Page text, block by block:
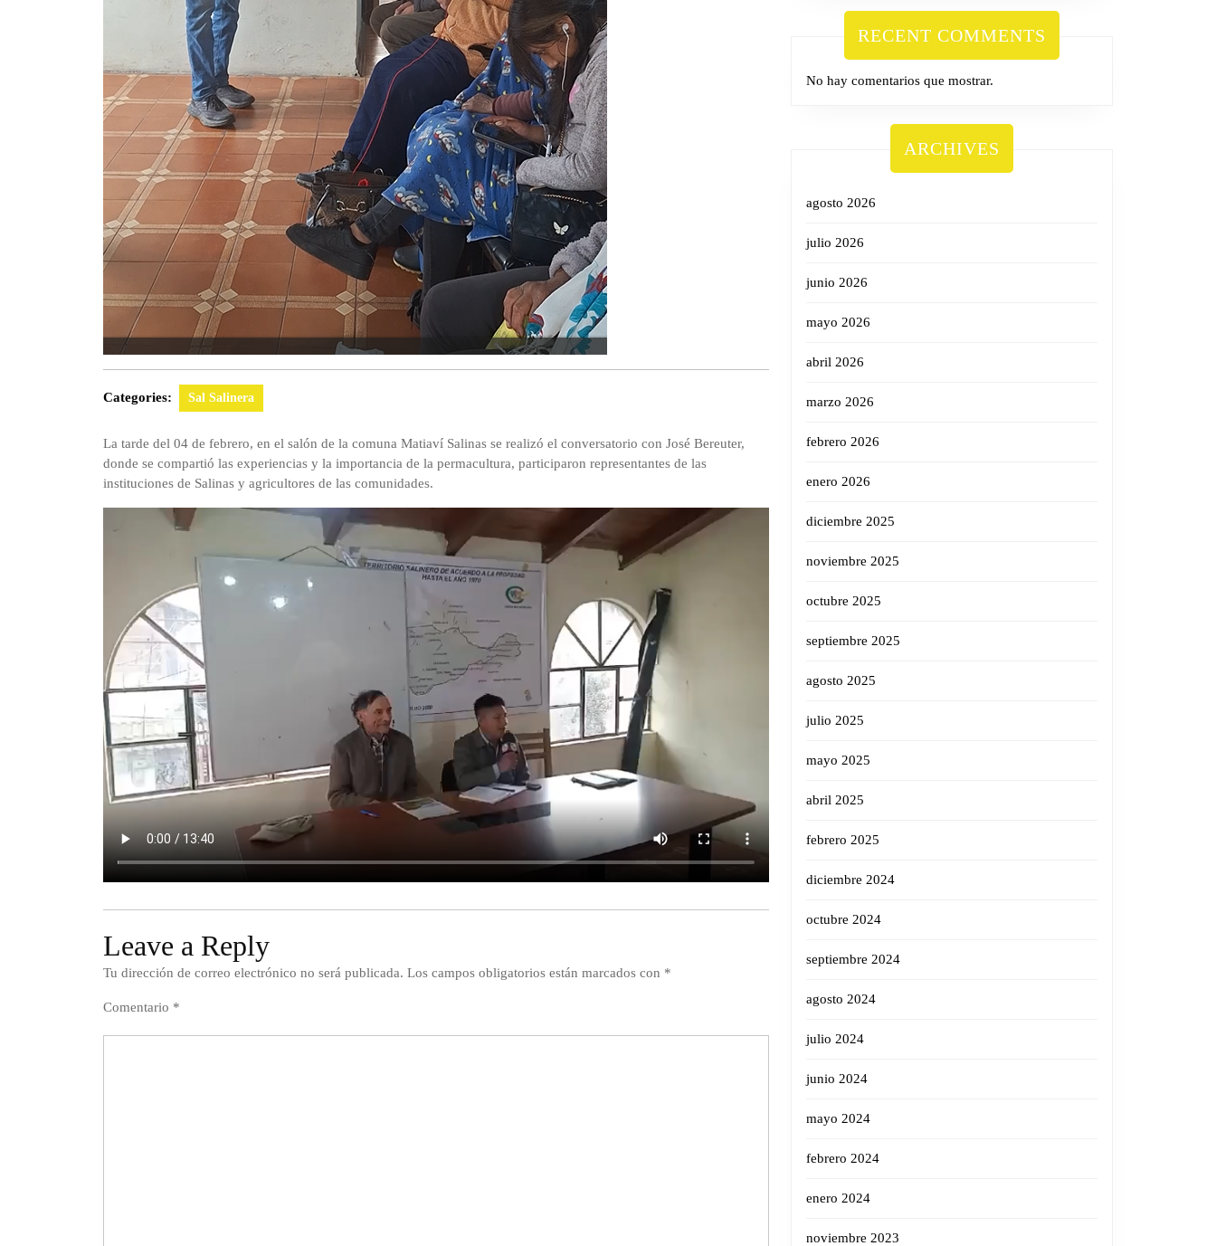
Categories: Sal Salinera
La tarde del 04 de febrero, en el salón de la comuna Matiaví Salinas se realizó el conversatorio con José Bereuter,
donde se compartió las experiencias y la importancia de la permacultura, participaron representantes de las
instituciones de Salinas y agricultores de las comunidades.
Leave a Reply
Tu dirección de correo electrónico no será publicada. Los campos obligatorios están marcados con *
Comentario *
RECENT COMMENTS
No hay comentarios que mostrar.
ARCHIVES
agosto 2026
julio 2026
junio 2026
mayo 2026
abril 2026
marzo 2026
febrero 2026
enero 2026
diciembre 2025
noviembre 2025
octubre 2025
septiembre 2025
agosto 2025
julio 2025
mayo 2025
abril 2025
febrero 2025
diciembre 2024
octubre 2024
septiembre 2024
agosto 2024
julio 2024
junio 2024
mayo 2024
febrero 2024
enero 2024
noviembre 2023